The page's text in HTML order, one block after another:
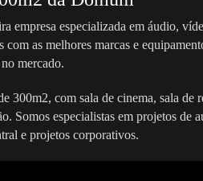
empresa especializada em áudio,
as melhores marcas e
mercado.
300m2, com sala de cinema, sala de
Somos especialistas em projetos de
e projetos corporativos.